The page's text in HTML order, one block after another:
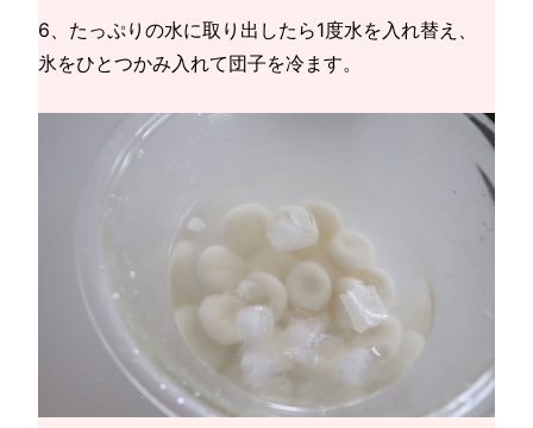
6、たっぷりの水に取り出したら1度水を入れ替え、
氷をひとつかみ入れて団子を冷ます。